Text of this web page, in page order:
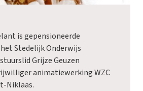
is gepensioneerde
Stedelijk Onderwijs
Grijze Geuzen
animatiewerking WZC
Niklaas.